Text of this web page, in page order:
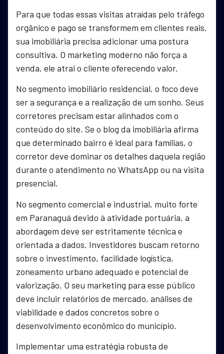
Para que todas essas visitas atraídas pelo tráfego
orgânico e pago se transformem em clientes reais,
sua imobiliária precisa adicionar uma postura
consultiva. O marketing moderno não força a
venda, ele atrai o cliente oferecendo valor.
No segmento imobiliário residencial, o foco deve
ser a segurança e a realização de um sonho. Seus
corretores precisam estar alinhados com o
conteúdo do site. Se o blog da imobiliária afirma
que determinado bairro é ideal para famílias, o
corretor deve dominar os detalhes daquela região
durante o atendimento no WhatsApp ou na visita
presencial.
No segmento comercial e industrial, muito forte
em Paranaguá devido à atividade portuária, a
abordagem deve ser estritamente técnica e
orientada a dados. Investidores buscam retorno
sobre o investimento, facilidade logística,
zoneamento urbano adequado e potencial de
valorização. O seu marketing para esse público
deve incluir relatórios de mercado, análises de
viabilidade e dados concretos sobre o
desenvolvimento econômico do município.
Implementar uma estratégia robusta de